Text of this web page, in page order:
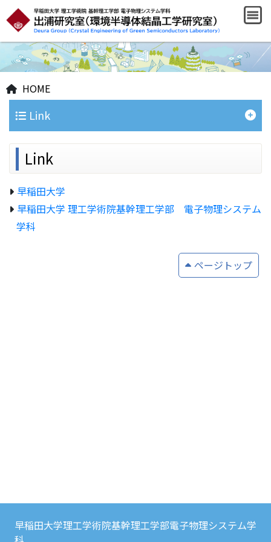
HOME
Link
Link
早稲田大学
早稲田大学 理工学術院基幹理工学部 電子物理システム
学科
ページトップ
早稲田大学理工学術院基幹理工学部電子物理システム学